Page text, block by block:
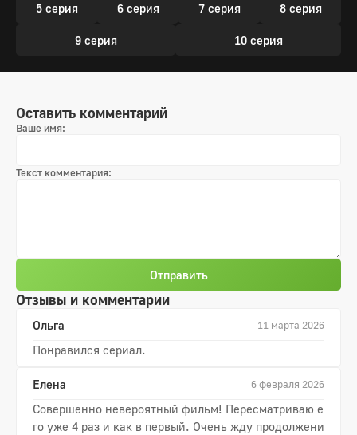
5 серия 6 серия 7 серия 8 серия
9 серия 10 серия
Отзывы и комментарии
Ольга 11 марта 2026
Понравился сериал.
Елена 6 февраля 2026
Совершенно невероятный фильм! Пересматриваю е
го уже 4 раз и как в первый. Очень жду продолжени
Оставить комментарий
Ваше имя:
Текст комментария:
Отправить